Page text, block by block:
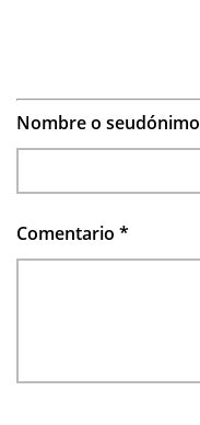
Nombre o seudónimo
Comentario *